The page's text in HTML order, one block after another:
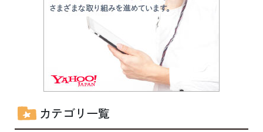
カテゴリ一覧